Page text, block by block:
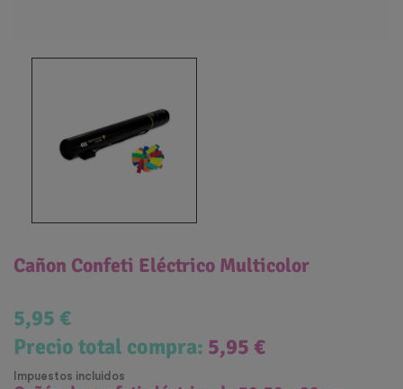
Cañon Confeti Eléctrico Multicolor
5,95 €
Precio total compra: 5,95 €
Impuestos incluidos